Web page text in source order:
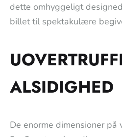
dette omhyggeligt
billet til spektakulære
ALSIDIGHED
De enorme dimensioner på